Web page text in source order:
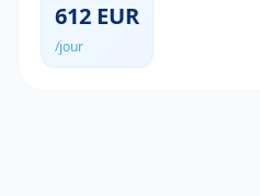
612 EUR
/jour